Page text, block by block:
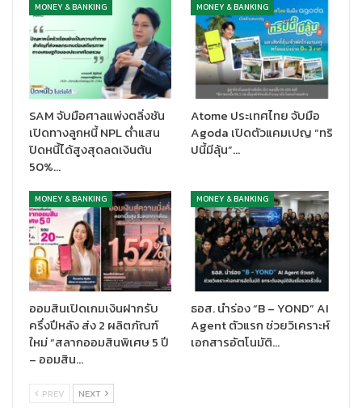
เพื่อความยั่งยืนไปแล้วรวมทั้งสิ้น 13 ล้านดอลลาร์สหรัฐ หรือประมาณ
455 ล้านบาท ในการผลักดันโซลูชันเพื่อความยั่งยืนในกลุ่มนวัตกรรมที่
มีความสำคัญในด้าน ESG อาทิ นวัตกรรมเพื่อการลดการปล่อย
คาร์บอนในชั้นบรรยากาศ (Decarbonization) เทคโนโลยีที่ส่งเสริม
ความยั่งยืนด้านสภาพอากาศและสิ่งแวดล้อม (Climate Tech) และ
การเข้าถึงบริการทางการเงิน (Financial Inclusion) ซึ่งถือเป็นก้าว
สำคัญที่แสดงถึงความมุ่งมั่นในการส่งเสริมความยั่งยืนและสร้างการ
เติบโตทางเศรษฐกิจไม่เพียงในแค่ในเอเชียตะวันออกเฉียงใต้ แต่ยัง
ครอบคลุมกลุ่มประเทศในภูมิศาสตร์อื่นๆ อีกด้วย สำหรับปี 2567 นี้
ความสำเร็จล่าสุดของกองทุน Beacon Impact Fund คือ การ
ประกาศลงทุนเชิงกลยุทธ์เพิ่ม 5 โครงการ ได้แก่
Neutreenoเป็นสตาร์ทอัพจากสหราชอาณาจักรที่มุ่งเน้นการ
ช่วยองค์กรทั่วโลกติดตามและลดการปล่อยก๊าซเรือนกระจกใน
Scope 3ซึ่งครอบคลุมการปล่อยก๊าซจากห่วงโซ่อุปทาน
(Supply Chain) โดยเฉพาะ รวมถึง
Scope 1 และ 2
ผ่านอัลกอริทึมที่สามารถวิเคราะห์ข้อมูลคาร์บอนได้อย่าง
แม่นยำ ช่วยให้องค์กรเห็นภาพรวมและหาแนวทางในการลดการ
ปล่อยก๊าซเรือนกระจกในระดับองค์รวม (Holistic
ออกแบบมาเพื่อช่วยให้องค์กรทุกขนาดบรรลุเป้าหมาย
MONEY & BANKING
SAM จับมือศาลแพ่งตลิ่งชัน
เปิดทางลูกหนี้ NPL ต่ำแสน
ปิดหนี้ได้สูงสุดลดเงินต้น
50%…
MONEY & BANKING
Atome ประเทศไทย จับมือ
Agoda เปิดตัวแคมเปญ “ทริ
ปนี้มีลุ้น”…
MONEY & BANKING
ออมสินเปิดเกมเงินฝากรับ
ครึ่งปีหลัง ส่ง 2 ผลิตภัณฑ์
ใหม่ “สลากออมสินพิเศษ 5 ปี
– ออมสิน…
MONEY & BANKING
ธอส. นำร่อง “B – YOND” AI
Agent ตัวแรก ช่วยวิเคราะห์
เอกสารอัตโนมัติ…
PREV NEXT